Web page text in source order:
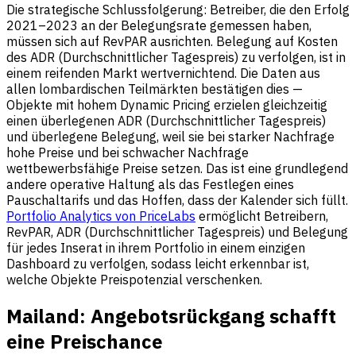
Die strategische Schlussfolgerung: Betreiber, die den Erfolg
2021–2023 an der Belegungsrate gemessen haben,
müssen sich auf RevPAR ausrichten. Belegung auf Kosten
des ADR (Durchschnittlicher Tagespreis) zu verfolgen, ist in
einem reifenden Markt wertvernichtend. Die Daten aus
allen lombardischen Teilmärkten bestätigen dies —
Objekte mit hohem Dynamic Pricing erzielen gleichzeitig
einen überlegenen ADR (Durchschnittlicher Tagespreis)
und überlegene Belegung, weil sie bei starker Nachfrage
hohe Preise und bei schwacher Nachfrage
wettbewerbsfähige Preise setzen. Das ist eine grundlegend
andere operative Haltung als das Festlegen eines
Pauschaltarifs und das Hoffen, dass der Kalender sich füllt.
Portfolio Analytics von PriceLabs ermöglicht Betreibern,
RevPAR, ADR (Durchschnittlicher Tagespreis) und Belegung
für jedes Inserat in ihrem Portfolio in einem einzigen
Dashboard zu verfolgen, sodass leicht erkennbar ist,
welche Objekte Preispotenzial verschenken.
Mailand: Angebotsrückgang schafft
eine Preischance